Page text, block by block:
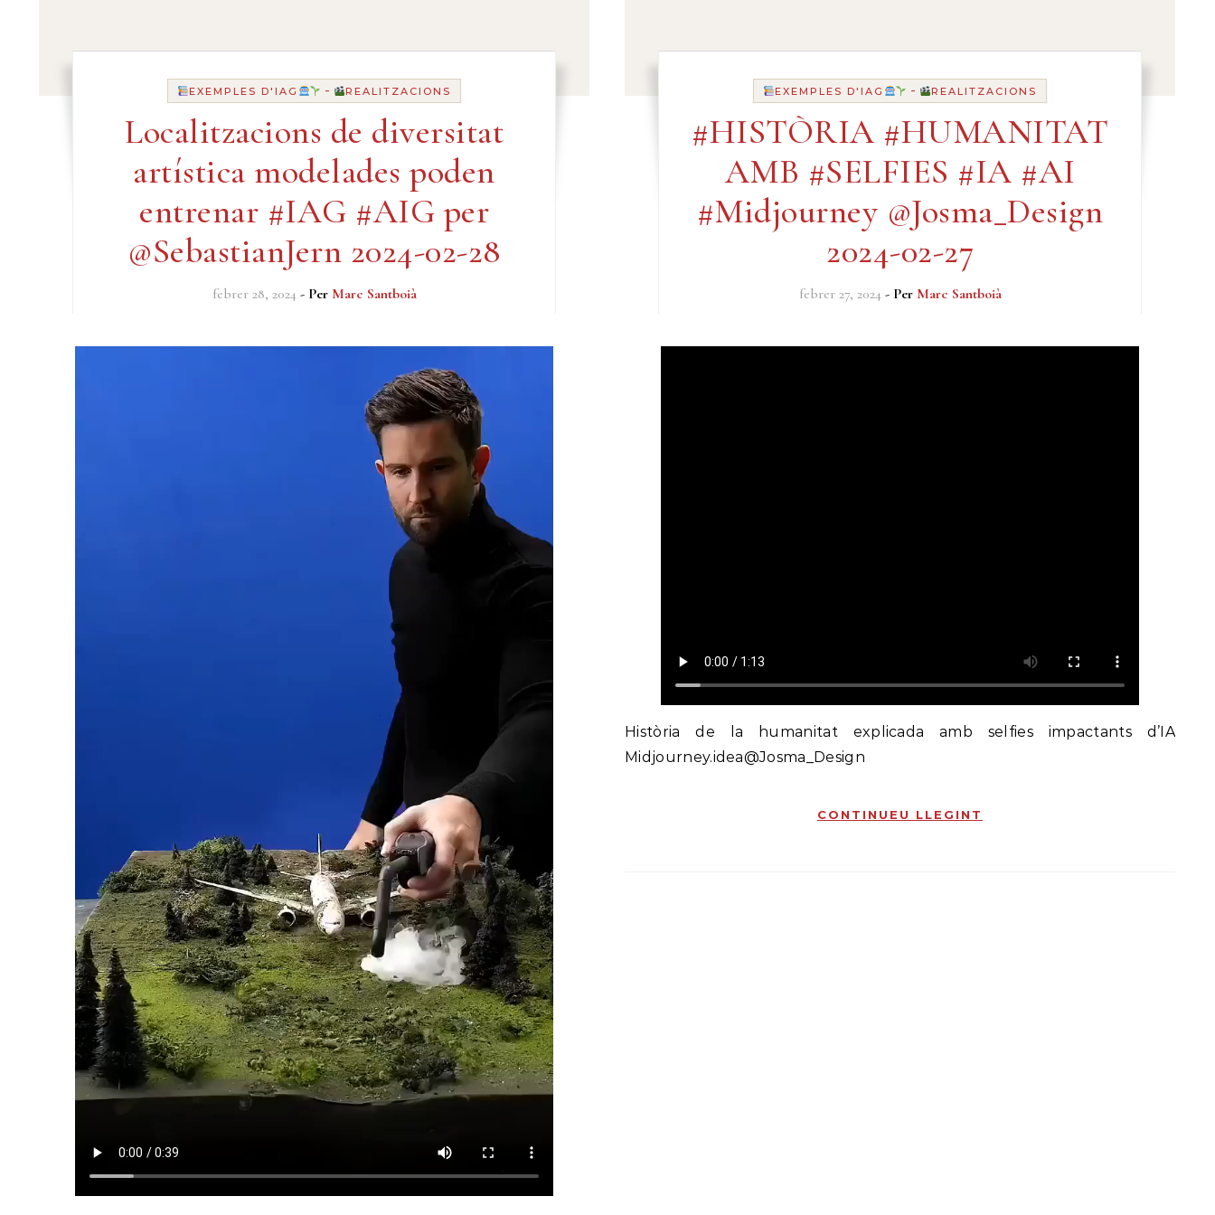
EXEMPLES D'IAG - REALITZACIONS
Localitzacions de diversitat
artística modelades poden
entrenar #IAG #AIG per
@SebastianJern 2024-02-28
febrer 28, 2024 - Per Marc Santboià
EXEMPLES D'IAG - REALITZACIONS
#HISTÒRIA #HUMANITAT
AMB #SELFIES #IA #AI
#Midjourney @Josma_Design
2024-02-27
febrer 27, 2024 - Per Marc Santboià
Història de la humanitat explicada amb selfies impactants d’IA
Midjourney.idea@Josma_Design
CONTINUEU LLEGINT